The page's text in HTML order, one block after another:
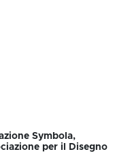
Symbola,
per il Disegno